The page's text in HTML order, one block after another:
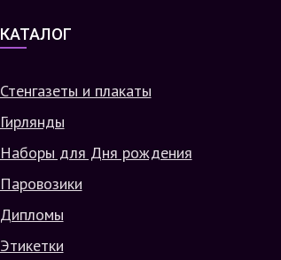
КАТАЛОГ
Стенгазеты и плакаты
Гирлянды
Наборы для Дня рождения
Паровозики
Дипломы
Этикетки